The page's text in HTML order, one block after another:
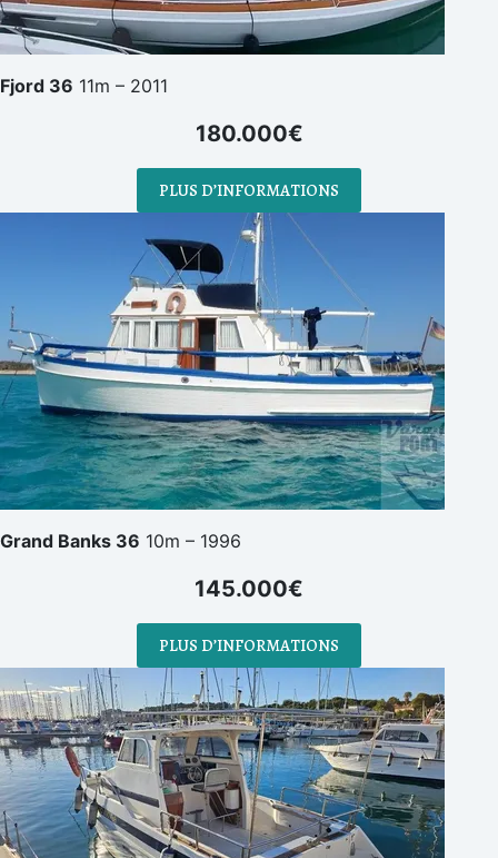
Fjord 36 11m – 2011
180.000€
PLUS D’INFORMATIONS
Grand Banks 36 10m – 1996
145.000€
PLUS D’INFORMATIONS